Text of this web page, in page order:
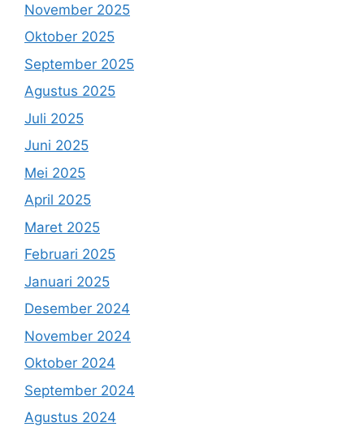
November 2025
Oktober 2025
September 2025
Agustus 2025
Juli 2025
Juni 2025
Mei 2025
April 2025
Maret 2025
Februari 2025
Januari 2025
Desember 2024
November 2024
Oktober 2024
September 2024
Agustus 2024